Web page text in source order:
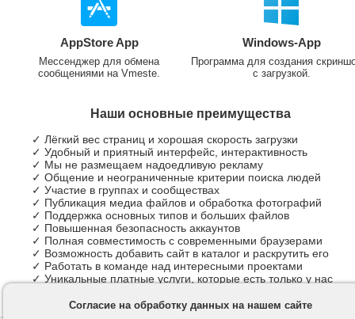
AppStore App
Мессенджер для обмена
сообщениями на Vmeste.
Windows-App
Программа для создания
с загрузкой.
Наши основные преимущества
✓ Лёгкий вес страниц и хорошая скорость загрузки
✓ Удобный и приятный интерфейс, интерактивность
✓ Мы не размещаем надоедливую рекламу
✓ Общение и неограниченные критерии поиска людей
✓ Участие в группах и сообществах
✓ Публикация медиа файлов и обработка фотографий
✓ Поддержка основных типов и больших файлов
✓ Повышенная безопасность аккаунтов
✓ Полная совместимость с современными браузерами
✓ Возможность добавить сайт в каталог и раскрутить его
✓ Работать в команде над интересными проектами
✓ Уникальные платные услуги, которые есть только у нас
Согласие на обработку данных на нашем сайте